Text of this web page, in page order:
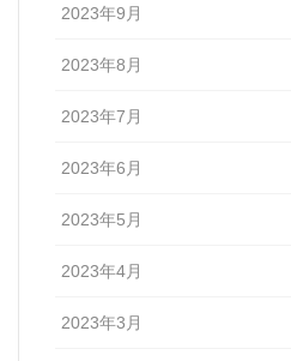
2023年9月
2023年8月
2023年7月
2023年6月
2023年5月
2023年4月
2023年3月